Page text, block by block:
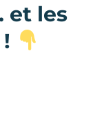
et les